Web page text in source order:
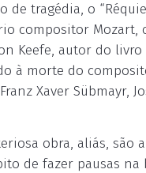
tragédia, o
compositor Mozart,
Keefe, autor do livro
à morte do
Xaver Sübmayr,
obra, aliás, são
de fazer pausas